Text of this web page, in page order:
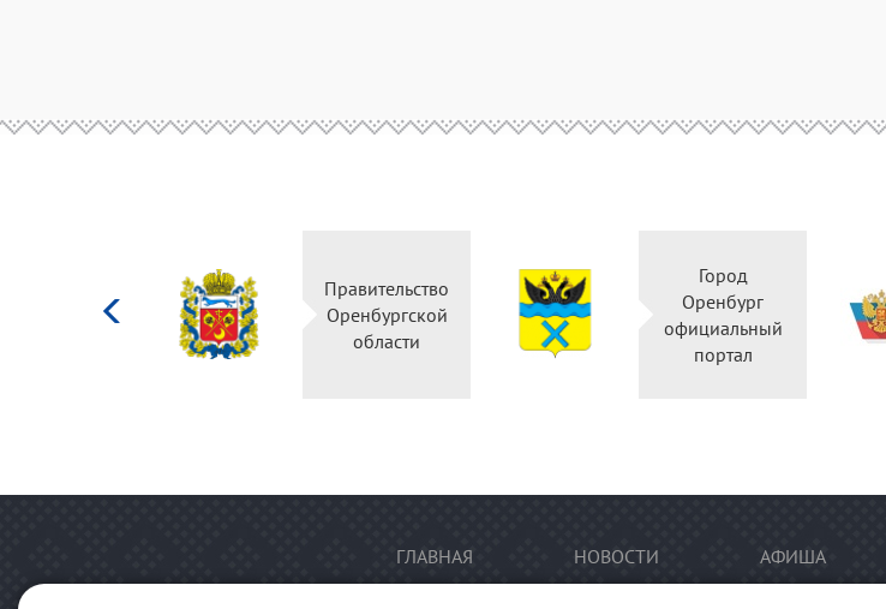
Правительство
Оренбургской
области
Город
Оренбург
официальный
портал
ГЛАВНАЯ НОВОСТИ АФИША